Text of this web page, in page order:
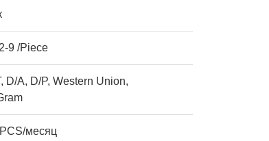
9 /Piece
D/A, D/P, Western Union,
месяц